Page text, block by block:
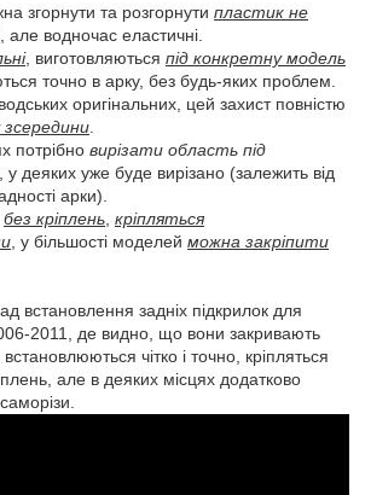
згорнути та розгорнути пластик не
але водночас еластичні.
, виготовляються під конкретну модель
точно в арку, без будь-яких проблем.
оригінальних, цей захист повністю
зсередини
потрібно вирізати область під
у деяких уже буде вирізано (залежить від
арки).
без кріплень кріпляться
, у більшості моделей можна закріпити
встановлення задніх підкрилок для
2011, де видно, що вони закривають
чітко і точно, кріпляться
але в деяких місцях додатково